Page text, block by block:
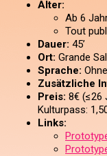
Alter:
Ab 6
Tout
Dauer: 45’
Ort: Grande
Sprache:
Zusätzliche
Preis: 8€ (≤26
Kulturpass:
Links: